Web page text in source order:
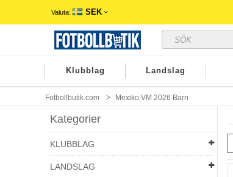
Valuta: SEK
Klubblag Landslag
Fotbollbutik.com Mexiko VM 2026 Barn
Kategorier
KLUBBLAG
LANDSLAG